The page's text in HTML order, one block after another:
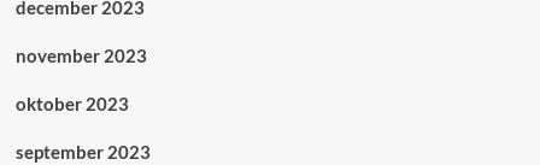
december 2023
november 2023
oktober 2023
september 2023